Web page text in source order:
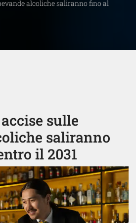
alcoliche saliranno fino al
sulle
saliranno
il 2031